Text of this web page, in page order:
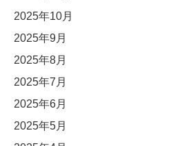
2025年10月
2025年9月
2025年8月
2025年7月
2025年6月
2025年5月